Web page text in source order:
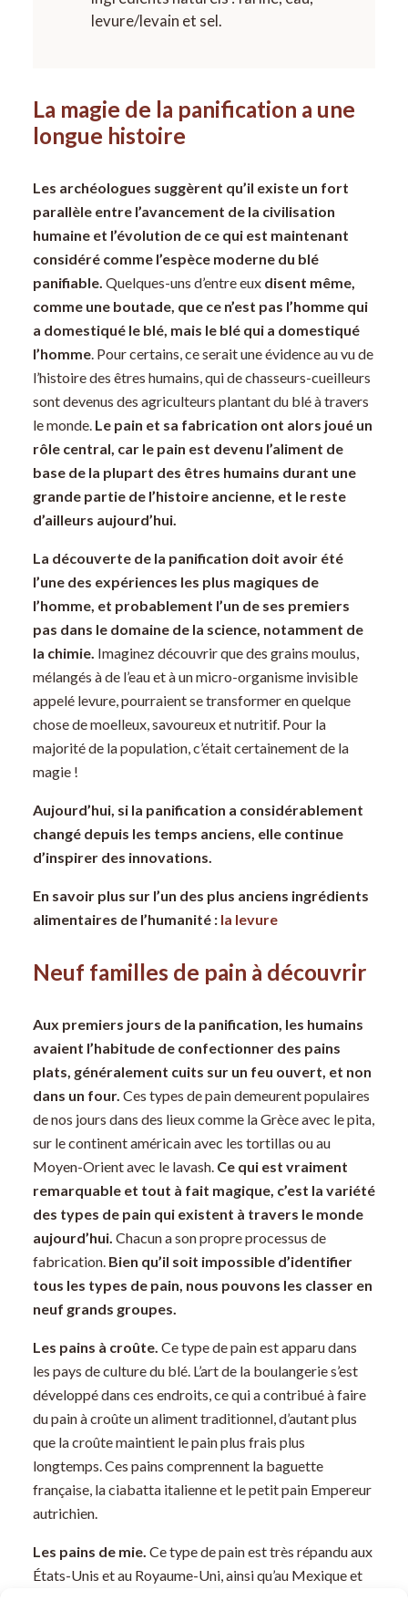
levure/levain et sel.
La magie de la panification a une
longue histoire
Les archéologues suggèrent qu’il existe un fort
parallèle entre l’avancement de la civilisation
humaine et l’évolution de ce qui est maintenant
considéré comme l’espèce moderne du blé
panifiable. Quelques-uns d’entre eux disent même,
comme une boutade, que ce n’est pas l’homme qui
a domestiqué le blé, mais le blé qui a domestiqué
l’homme. Pour certains, ce serait une évidence au vu de
l’histoire des êtres humains, qui de chasseurs-cueilleurs
sont devenus des agriculteurs plantant du blé à travers
le monde. Le pain et sa fabrication ont alors joué un
rôle central, car le pain est devenu l’aliment de
base de la plupart des êtres humains durant une
grande partie de l’histoire ancienne, et le reste
d’ailleurs aujourd’hui.
La découverte de la panification doit avoir été
l’une des expériences les plus magiques de
l’homme, et probablement l’un de ses premiers
pas dans le domaine de la science, notamment de
la chimie. Imaginez découvrir que des grains moulus,
mélangés à de l’eau et à un micro-organisme invisible
appelé levure, pourraient se transformer en quelque
chose de moelleux, savoureux et nutritif. Pour la
majorité de la population, c’était certainement de la
magie !
Aujourd’hui, si la panification a considérablement
changé depuis les temps anciens, elle continue
d’inspirer des innovations.
En savoir plus sur l’un des plus anciens ingrédients
alimentaires de l’humanité : la levure
Neuf familles de pain à découvrir
Aux premiers jours de la panification, les humains
avaient l’habitude de confectionner des pains
plats, généralement cuits sur un feu ouvert, et non
dans un four. Ces types de pain demeurent populaires
de nos jours dans des lieux comme la Grèce avec le pita,
sur le continent américain avec les tortillas ou au
Moyen-Orient avec le lavash. Ce qui est vraiment
remarquable et tout à fait magique, c’est la variété
des types de pain qui existent à travers le monde
aujourd’hui. Chacun a son propre processus de
fabrication. Bien qu’il soit impossible d’identifier
tous les types de pain, nous pouvons les classer en
neuf grands groupes.
Les pains à croûte. Ce type de pain est apparu dans
les pays de culture du blé. L’art de la boulangerie s’est
développé dans ces endroits, ce qui a contribué à faire
du pain à croûte un aliment traditionnel, d’autant plus
que la croûte maintient le pain plus frais plus
longtemps. Ces pains comprennent la baguette
française, la ciabatta italienne et le petit pain Empereur
autrichien.
Les pains de mie. Ce type de pain est très répandu aux
États-Unis et au Royaume-Uni, ainsi qu’au Mexique et